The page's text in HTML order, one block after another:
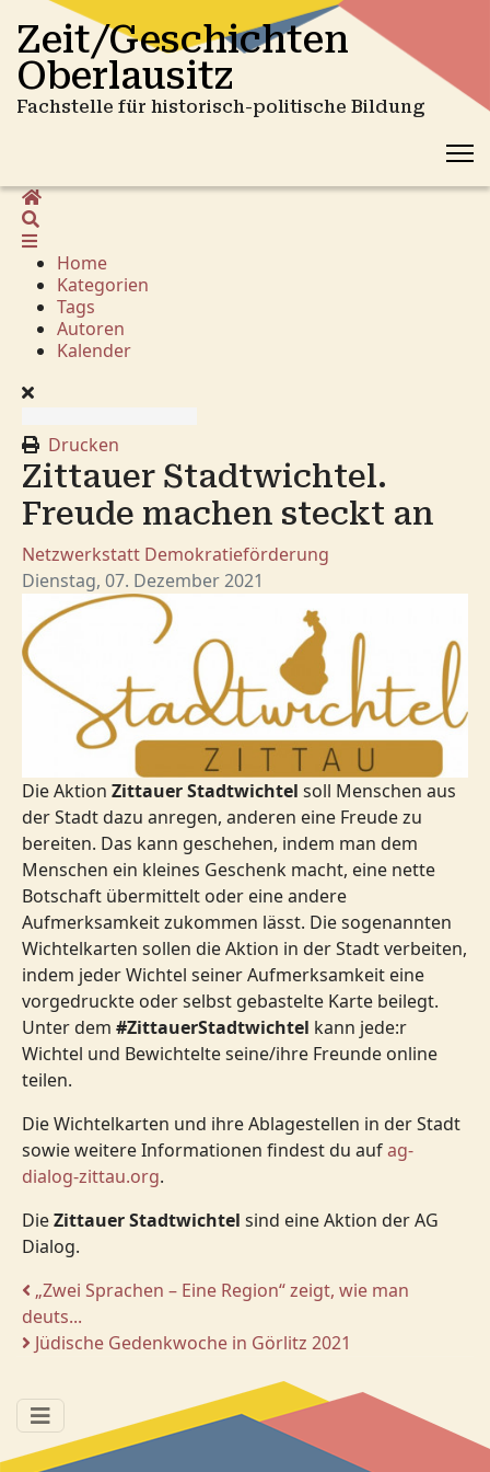
Zeit/Geschichten
Oberlausitz
Fachstelle für historisch-politische Bildung
Home
Home
Kategorien
Tags
Autoren
Kalender
Drucken
Zittauer Stadtwichtel.
Freude machen steckt an
Netzwerkstatt Demokratieförderung
Dienstag, 07. Dezember 2021
Die Aktion Zittauer Stadtwichtel soll Menschen aus
der Stadt dazu anregen, anderen eine Freude zu
bereiten. Das kann geschehen, indem man dem
Menschen ein kleines Geschenk macht, eine nette
Botschaft übermittelt oder eine andere
Aufmerksamkeit zukommen lässt. Die sogenannten
Wichtelkarten sollen die Aktion in der Stadt verbeiten,
indem jeder Wichtel seiner Aufmerksamkeit eine
vorgedruckte oder selbst gebastelte Karte beilegt.
Unter dem #ZittauerStadtwichtel kann jede:r
Wichtel und Bewichtelte seine/ihre Freunde online
teilen.
Die Wichtelkarten und ihre Ablagestellen in der Stadt
sowie weitere Informationen findest du aufag-
dialog-zittau.org.
DieZittauer Stadtwichtel sind eine Aktion der AG
Dialog.
„Zwei Sprachen – Eine Region“ zeigt, wie man
deuts...
Jüdische Gedenkwoche in Görlitz 2021